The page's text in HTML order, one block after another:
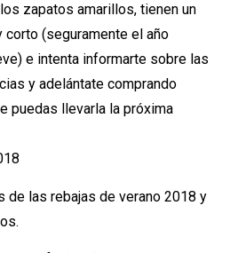
zapatos amarillos, tienen un
corto (seguramente el año
e intenta informarte sobre las
y adelántate comprando
puedas llevarla la próxima
de las rebajas de verano 2018 y